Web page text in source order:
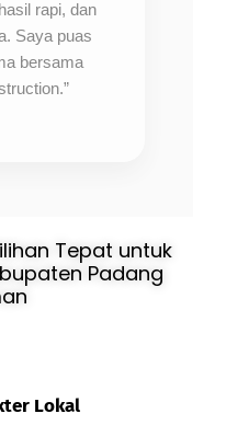
rapi, dan
Saya puas
bersama
Tepat untuk
Padang
Lokal